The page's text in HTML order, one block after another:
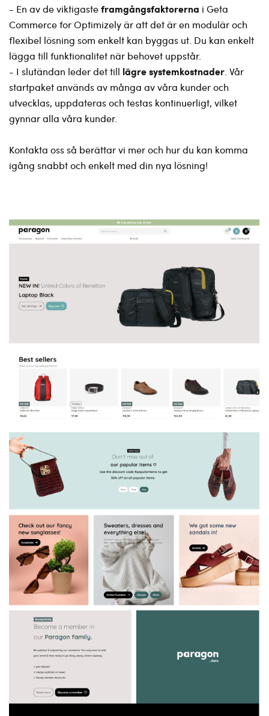
- En av de viktigasteframgångsfaktorerna i Geta
Commerce for Optimizely är att det är en modulär och
flexibel lösning som enkelt kan byggas ut. Du kan enkelt
lägga till funktionalitet när behovet uppstår.
- I slutändan leder det till lägre systemkostnader . Vår
startpaket används av många av våra kunder och
utvecklas, uppdateras och testas kontinuerligt, vilket
gynnar alla våra kunder.
Kontakta oss så berättar vi mer och hur du kan komma
igång snabbt och enkelt med din nya lösning!